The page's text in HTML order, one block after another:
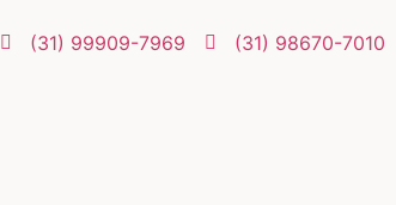
(31) 99909-7969 (31) 98670-7010